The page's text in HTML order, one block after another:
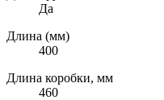
Да
Длина (мм)
400
Длина коробки, мм
460